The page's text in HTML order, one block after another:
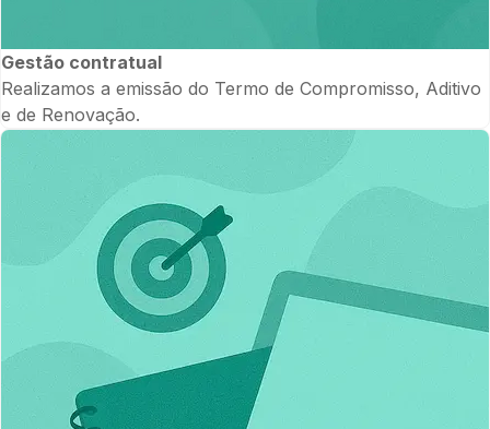
Gestão contratual
Realizamos a emissão do Termo de Compromisso, Aditivo
e de Renovação.